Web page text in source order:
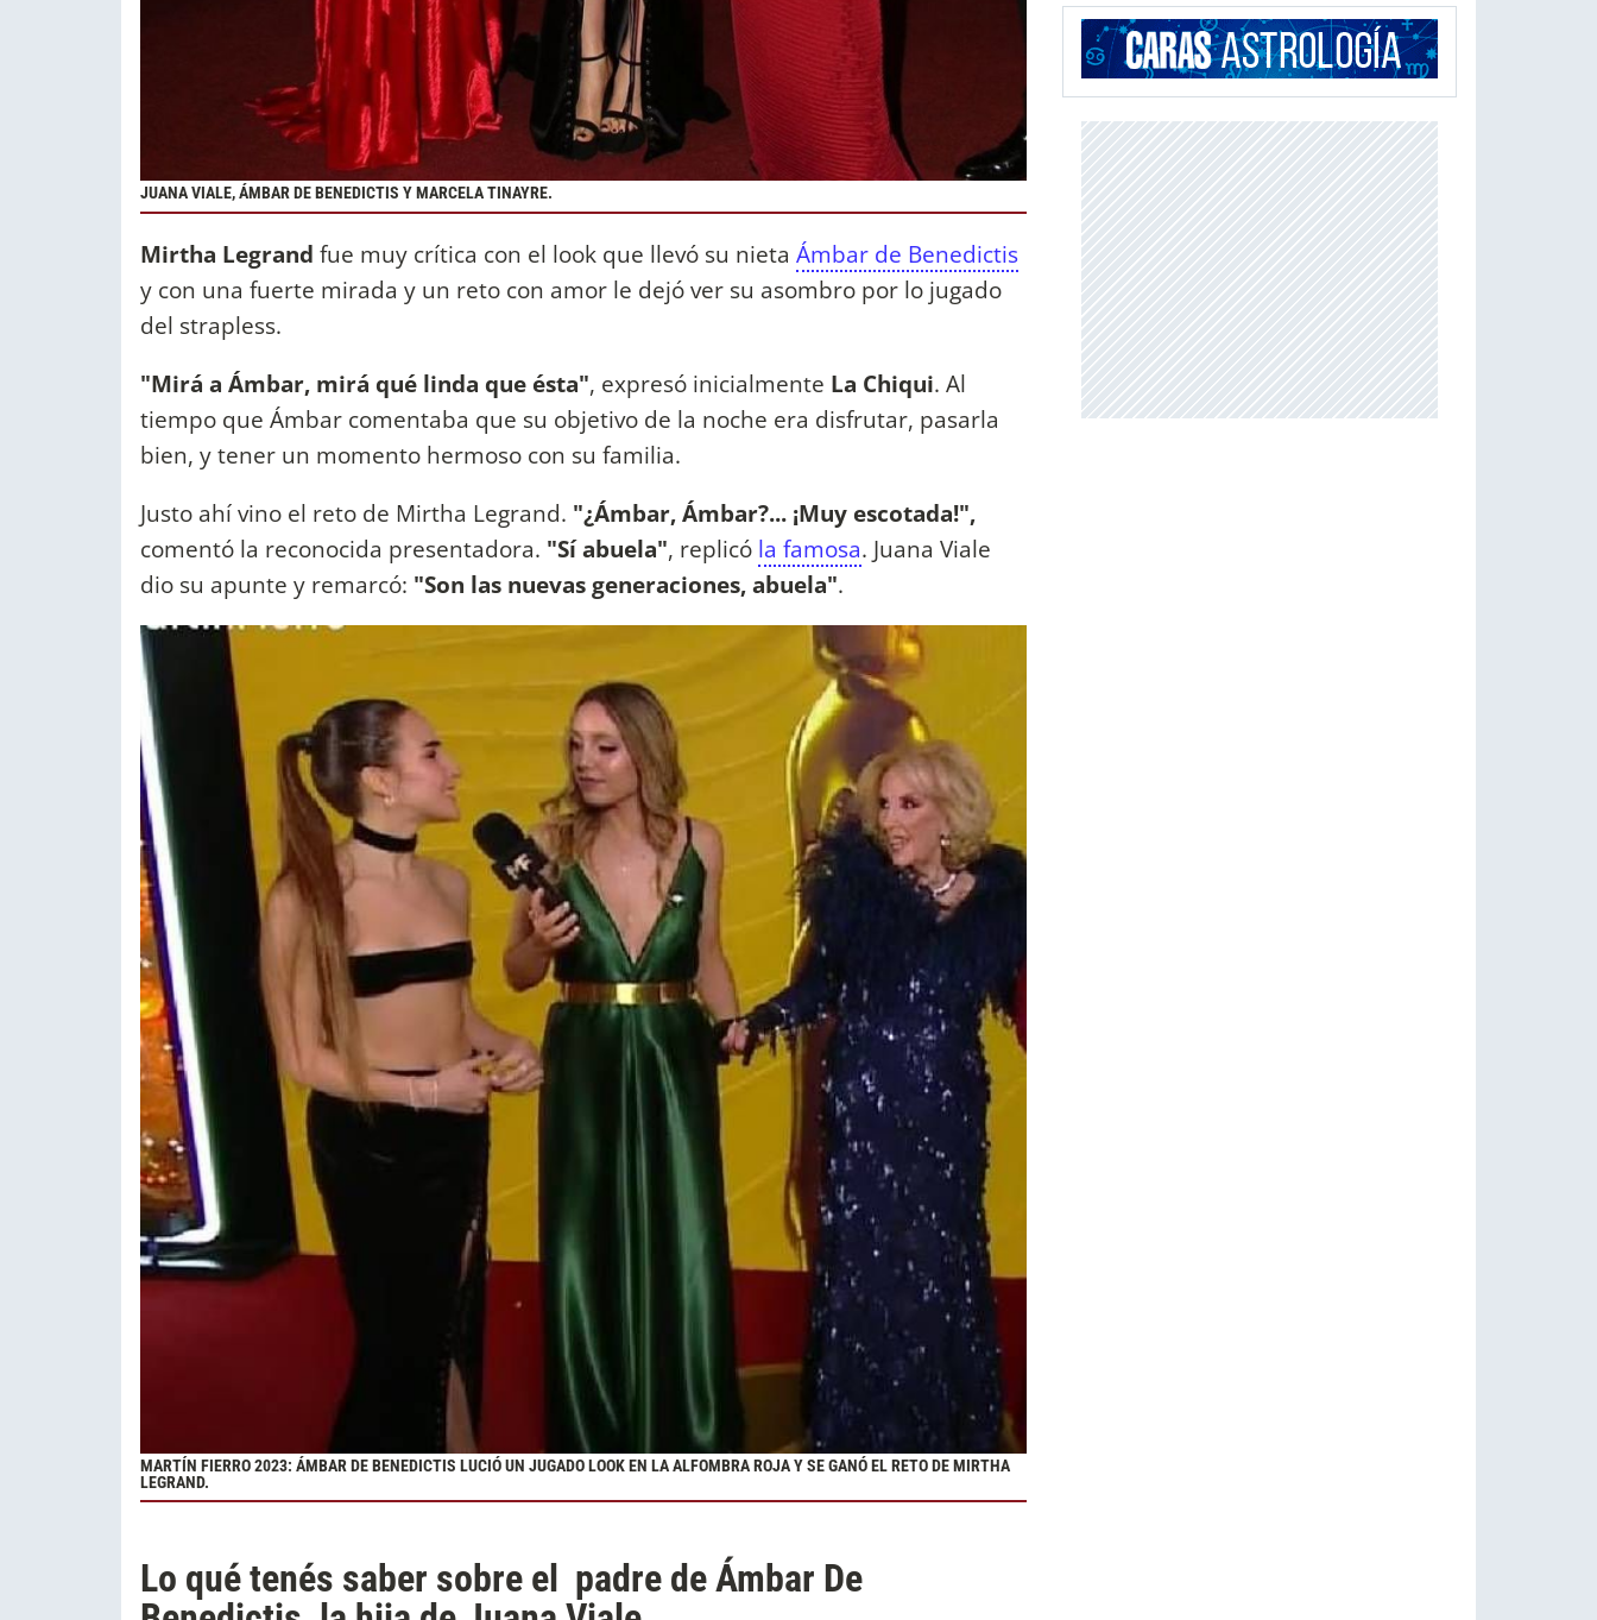
JUANA VIALE,ÁMBAR DE BENEDICTIS YMARCELA TINAYRE.
Mirtha Legrand fue muy crítica con el look que llevó su nieta Ámbar de Benedictis
y con una fuerte mirada y un reto con amor le dejó ver su asombro por lo jugado
del strapless.
"Mirá a Ámbar, mirá qué linda que ésta", expresó inicialmente La Chiqui. Al
tiempo que Ámbar comentaba que su objetivo de la noche era disfrutar, pasarla
bien, y tener un momento hermoso con su familia.
Justo ahí vino el reto de Mirtha Legrand. "¿Ámbar, Ámbar?... ¡Muy escotada!",
comentó la reconocida presentadora. "Sí abuela", replicó la famosa. Juana Viale
dio su apunte y remarcó: "Son las nuevas generaciones, abuela".
MARTÍN FIERRO 2023: ÁMBAR DE BENEDICTIS LUCIÓ UN JUGADO LOOK EN LA ALFOMBRA ROJA Y SE GANÓ EL RETO DE MIRTHA
LEGRAND.
Lo qué tenés saber sobre el padre de Ámbar De